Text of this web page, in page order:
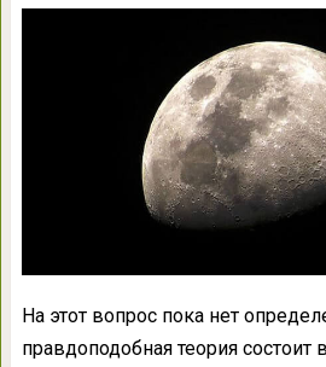
На этот вопрос пока нет
правдоподобная теория состоит